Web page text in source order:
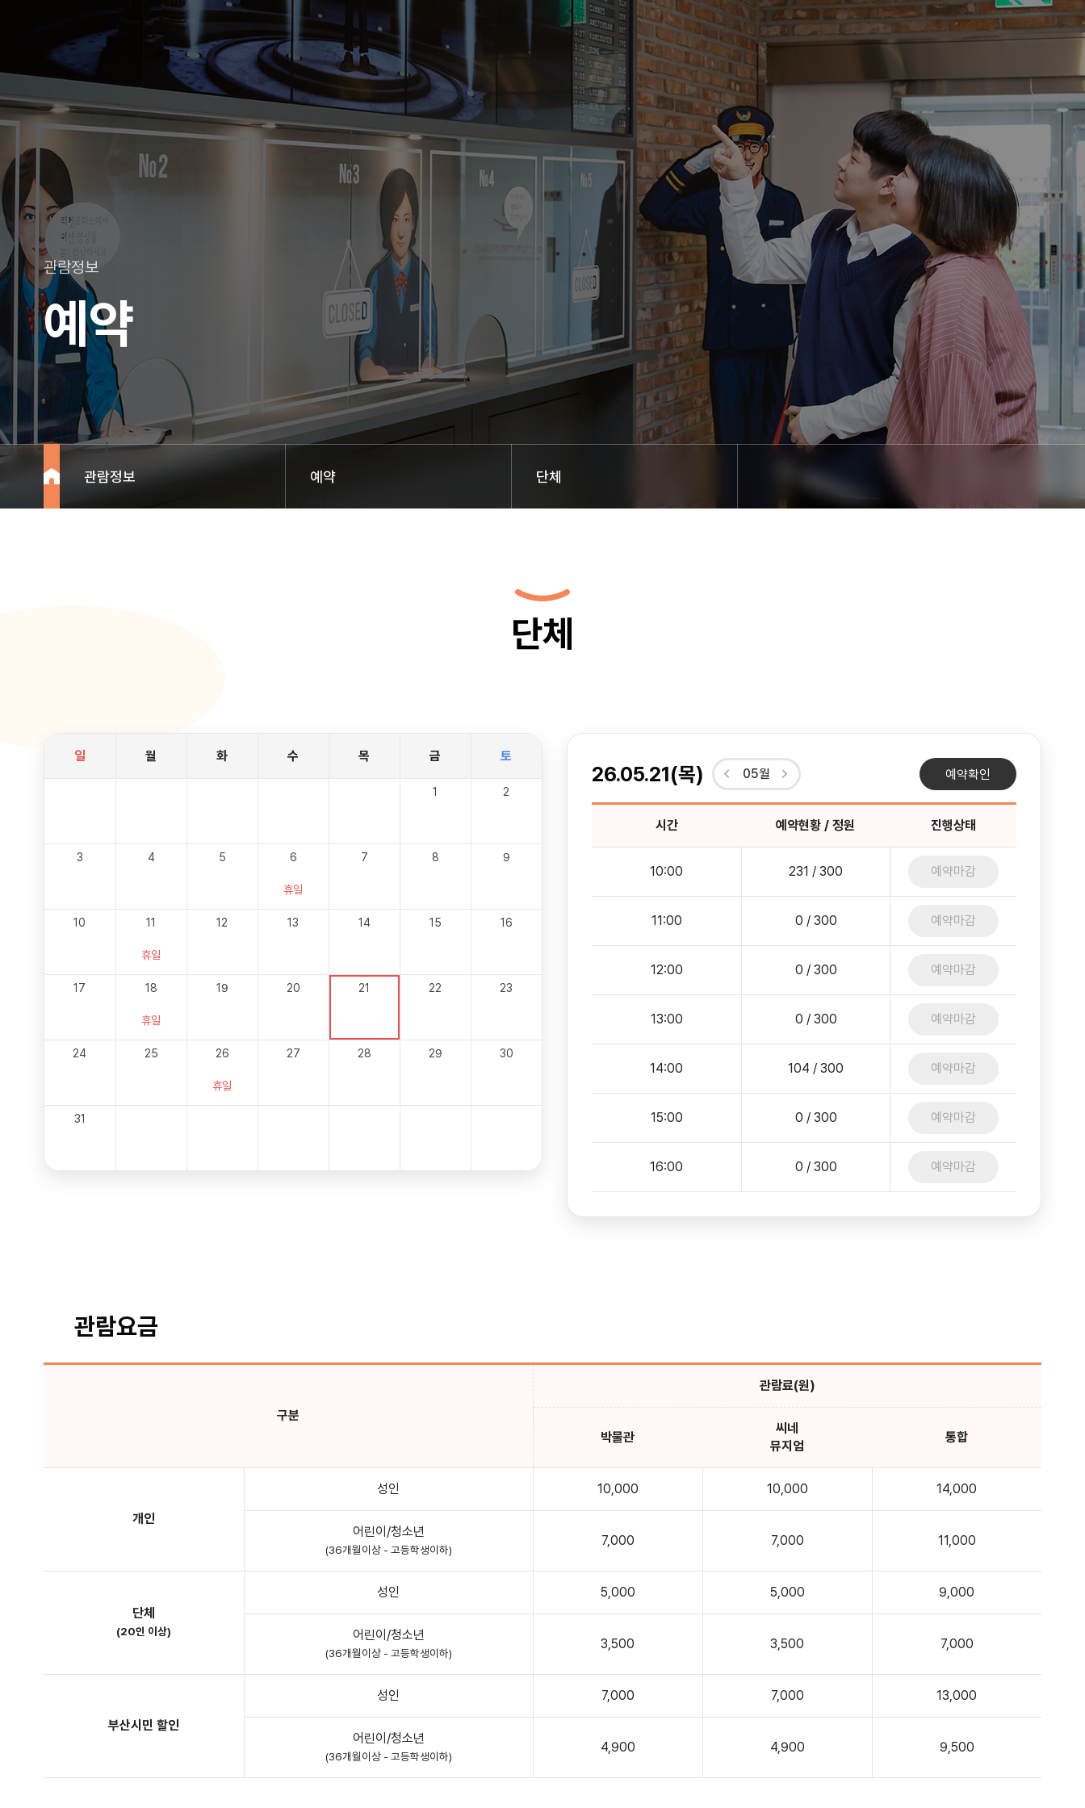
관람정보
예약
관람정보 예약 단체
단체
일 월 화 수 목 금 토
1 2
3 4 5 6
휴일
7 8 9
10 11
휴일
12 13 14 15 16
17 18
휴일
19 20 21 22 23
24 25 26
휴일
27 28 29 30
31
26.05.21(목) 05월 예약확인
시간 예약현황 / 정원 진행상태
10:00 231 / 300 예약마감
11:00 0 / 300 예약마감
12:00 0 / 300 예약마감
13:00 0 / 300 예약마감
14:00 104 / 300 예약마감
15:00 0 / 300 예약마감
16:00 0 / 300 예약마감
관람요금
구분
관람료(원)
박물관
씨네
뮤지엄
통합
개인
성인 10,000 10,000 14,000
어린이/청소년
(36개월이상 - 고등학생이하)
7,000 7,000 11,000
단체
(20인 이상)
성인 5,000 5,000 9,000
어린이/청소년
(36개월이상 - 고등학생이하)
3,500 3,500 7,000
부산시민 할인
성인 7,000 7,000 13,000
어린이/청소년
(36개월이상 - 고등학생이하)
4,900 4,900 9,500